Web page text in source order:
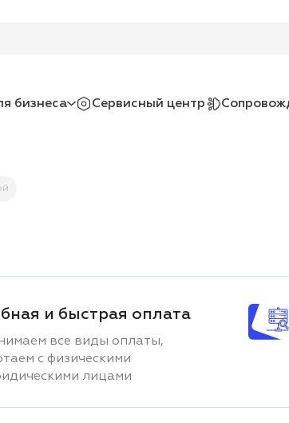
бизнеса Сервисный центр
и быстрая оплата
все виды оплаты,
с физическими
лицами